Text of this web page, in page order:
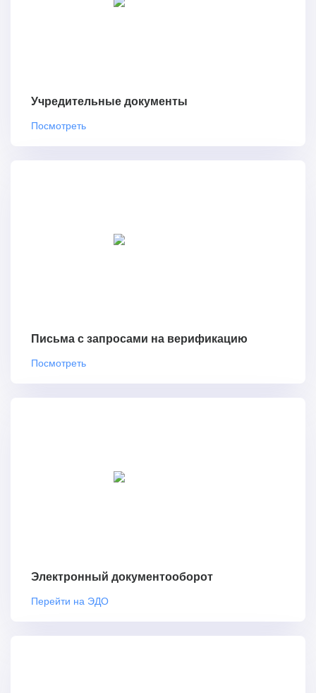
Учредительные документы
Посмотреть
Письма с запросами на верификацию
Посмотреть
Электронный документооборот
Перейти на ЭДО